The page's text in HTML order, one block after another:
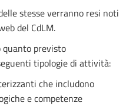
stesse verranno resi noti
del CdLM.
quanto previsto
tipologie di attività:
che includono
e competenze